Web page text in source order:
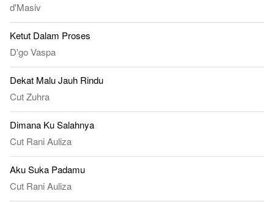
d'Masiv
Ketut Dalam Proses
D'go Vaspa
Dekat Malu Jauh Rindu
Cut Zuhra
Dimana Ku Salahnya
Cut Rani Auliza
Aku Suka Padamu
Cut Rani Auliza